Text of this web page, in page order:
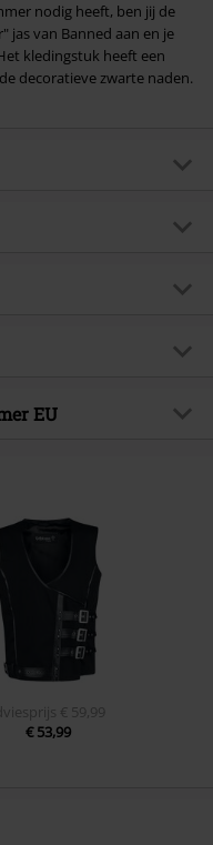
nodig heeft, ben jij de
jas van Banned aan en je
kledingstuk heeft een
decoratieve zwarte naden.
katoen
EU
€ 59,99
€ 53,99